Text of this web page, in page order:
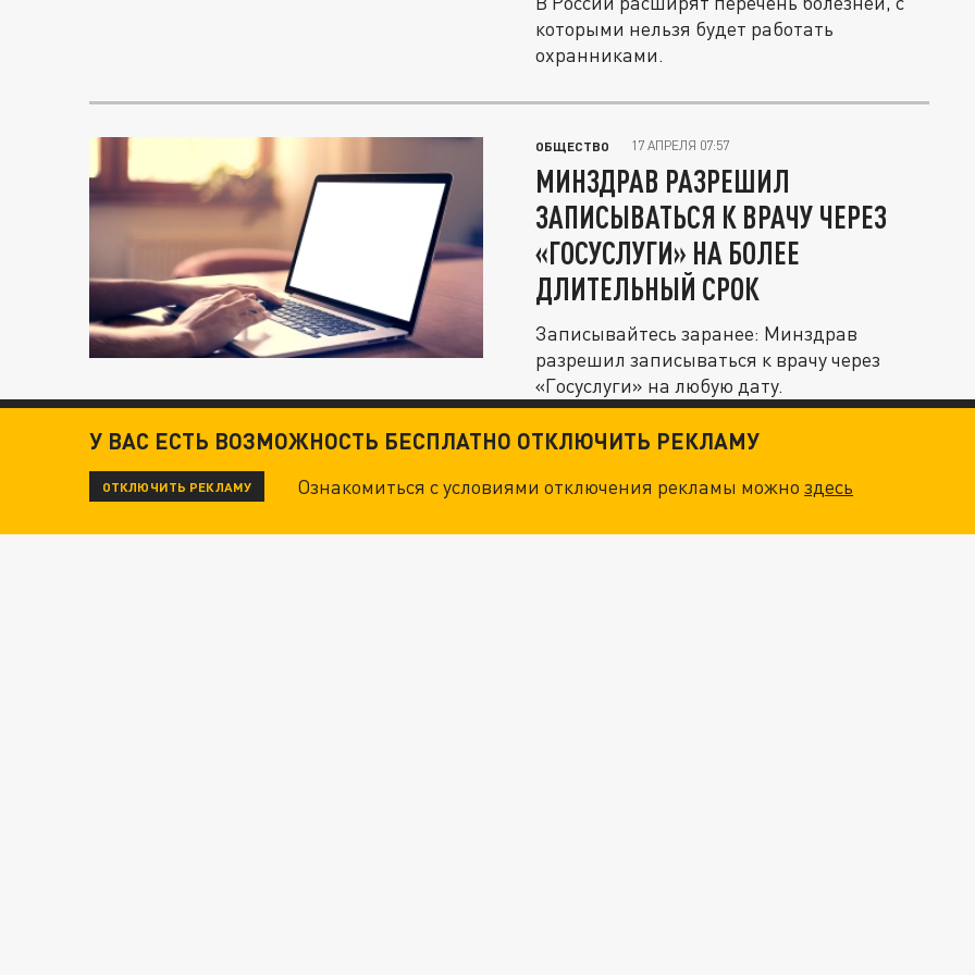
которыми нельзя будет работать
охранниками.
ОБЩЕСТВО 17 АПРЕЛЯ 07:57
МИНЗДРАВ РАЗРЕШИЛ
ЗАПИСЫВАТЬСЯ К ВРАЧУ ЧЕРЕЗ
«ГОСУСЛУГИ» НА БОЛЕЕ
ДЛИТЕЛЬНЫЙ СРОК
Записывайтесь заранее: Минздрав
разрешил записываться к врачу через
«Госуслуги» на любую дату.
У ВАС ЕСТЬ ВОЗМОЖНОСТЬ БЕСПЛАТНО ОТКЛЮЧИТЬ РЕКЛАМУ
ОТКЛЮЧИТЬ РЕКЛАМУ Ознакомиться с условиями отключения рекламы можноздесь